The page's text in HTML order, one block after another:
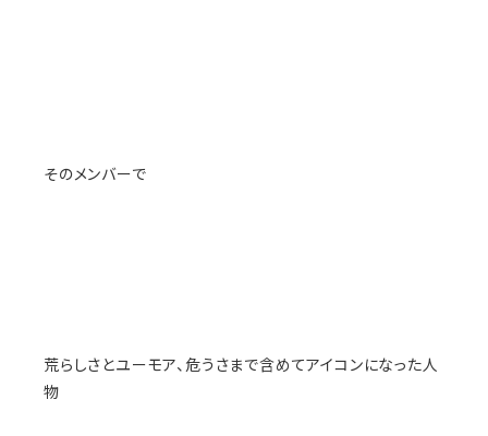
そのメンバーで
荒らしさとユーモア、危うさまで含めてアイコンになった人
物